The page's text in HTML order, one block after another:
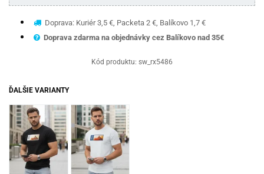
Doprava: Kuriér 3,5 €, Packeta 2 €, Balíkovo 1,7 €
Doprava zdarma na objednávky cez Balíkovo nad 35€
Kód produktu: sw_rx5486
ĎALŠIE VARIANTY